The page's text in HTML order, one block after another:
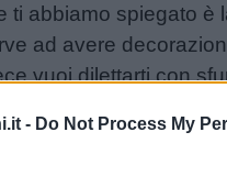
- Do Not Process My
ti abbiamo spiegato è
ad avere
vuoi dilettarti con
ti suggerisce il